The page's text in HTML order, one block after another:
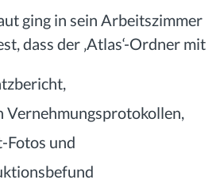
ging in sein Arbeitszimmer
dass der ‚Atlas‘-Ordner mit
Vernehmungsprotokollen,
Fotos und